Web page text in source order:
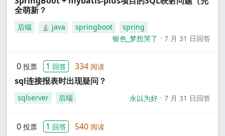
全萌新？
后端 java springboot
spring
银色_梦想哭了
7 月 31 日回答
0 投票 1 回答 334 阅读
sql连接报表时出现疑问？
sqlserver 后端 永以为好 7 月 31 日回答
0 投票 1 回答 540 阅读